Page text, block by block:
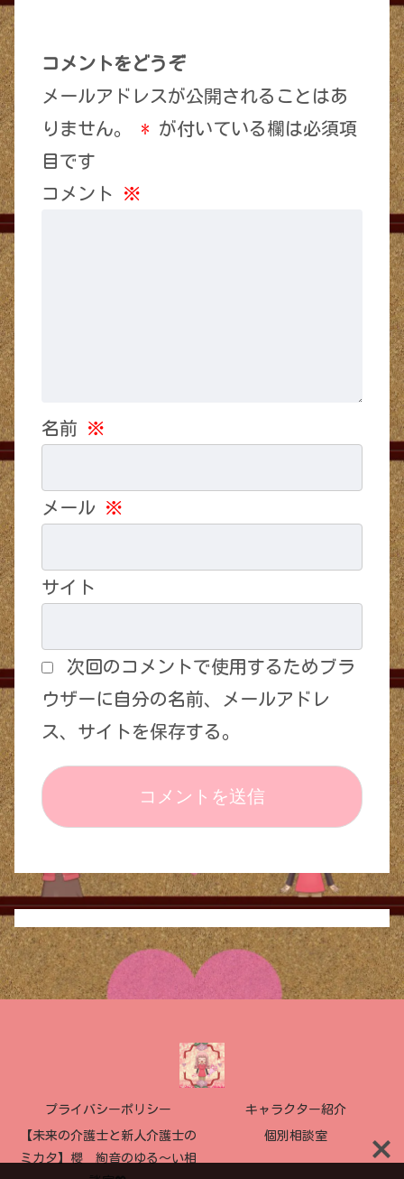
コメントをどうぞ
メールアドレスが公開されることはあ
りません。
* が付いている欄は必須項
目です
コメント ※
名前 ※
メール ※
サイト
次回のコメントで使用するためブラ
ウザーに自分の名前、メールアドレ
ス、サイトを保存する。
プライバシーポリシー キャラクター紹介
【未来の介護士と新人介護士の
ミカタ】櫻 絢音のゆる〜い相
個別相談室